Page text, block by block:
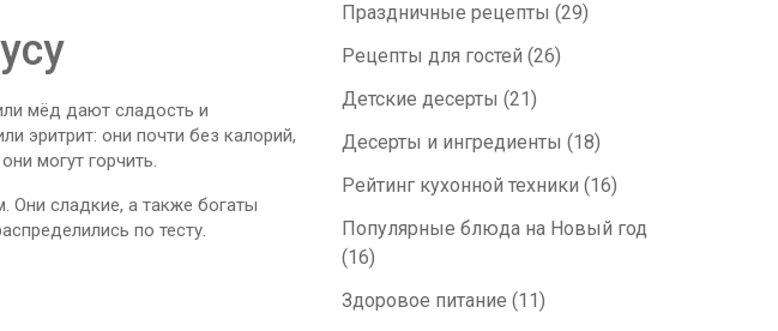
мёд дают сладость и
эритрит: они почти без калорий,
могут горчить.
Они сладкие, а также богаты
по тесту.
Праздничные рецепты (29)
Рецепты для гостей (26)
Детские десерты (21)
Десерты и ингредиенты (18)
Рейтинг кухонной техники (16)
Популярные блюда на Новый год
(16)
Здоровое питание (11)